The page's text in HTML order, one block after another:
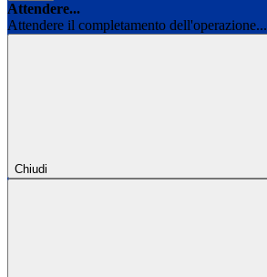
Attendere...
Attendere il completamento dell'operazione...
Chiudi